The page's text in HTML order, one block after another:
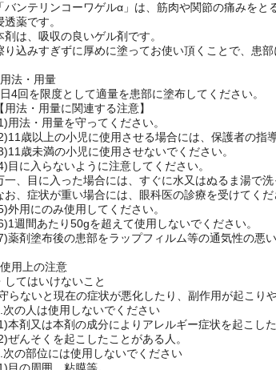
筋肉痛、肩こりに伴う肩の痛み、腰痛、関節痛、腱鞘
バンテリンコーワゲルα」は、筋肉や関節の痛みをと
透薬です。
り込みすぎずに厚めに塗ってお使い頂くことで、患
■用法・用量
4回を限度として適量を患部に塗布してください。
用法・用量に関連する注意】
用法・用量を守ってください。
歳以上の小児に使用させる場合には、保護者の指
歳未満の小児に使用させないでください。
目に入らないように注意してください。
一、目に入った場合には、すぐに水又はぬるま湯で洗
お、症状が重い場合には、眼科医の診療を受けてくだ
外用にのみ使用してください。
薬剤塗布後の患部をラップフィルム等の通気性の悪
用上の注意
してはいけないこと
らないと現在の症状が悪化したり、副作用が起こり
次の人は使用しないでください
本剤又は本剤の成分によりアレルギー症状を起こした